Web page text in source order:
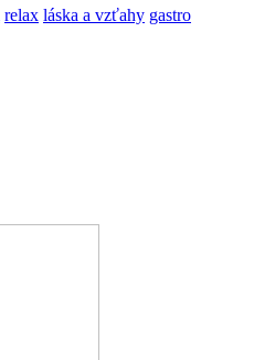
relax láska a vzťahy gastro